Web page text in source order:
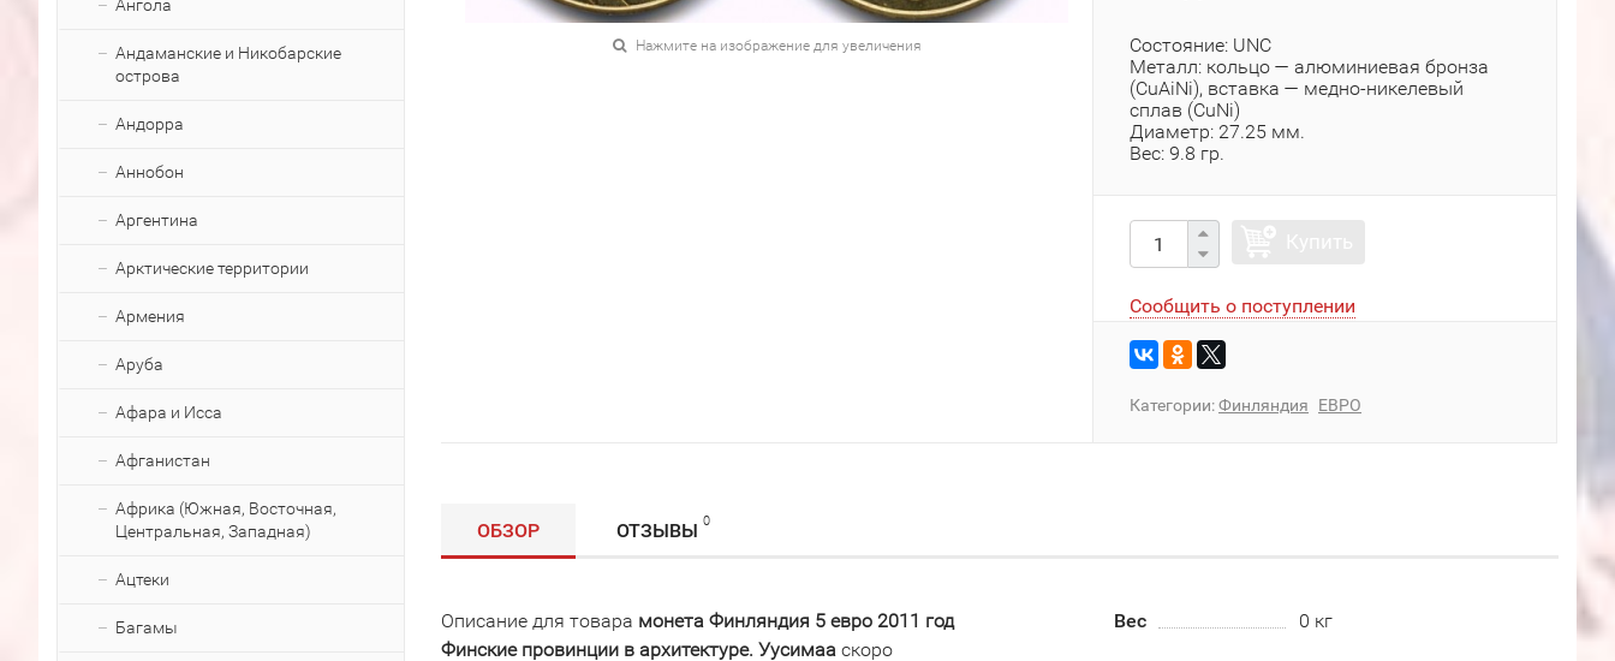
Ангола
Андаманские и Никобарские
острова
Андорра
Аннобон
Аргентина
Арктические территории
Армения
Аруба
Афара и Исса
Афганистан
Африка (Южная, Восточная,
Центральная, Западная)
Ацтеки
Багамы
Нажмите на изображение для увеличения
Состояние: UNC
Металл: кольцо — алюминиевая бронза
(CuAiNi), вставка — медно-никелевый
сплав (CuNi)
Диаметр: 27.25 мм.
Вес: 9.8 гр.
Сообщить о поступлении
Категории:Финляндия ЕВРО
ОБЗОР ОТЗЫВЫ 0
Описание для товара монета Финляндия 5 евро 2011 год
Финские провинции в архитектуре. Уусимаа скоро
Вес 0 кг